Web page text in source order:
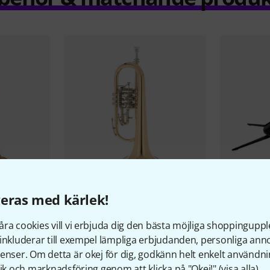
med kärlek!
cookies vill vi erbjuda dig den bästa möjliga
till exempel lämpliga erbjudanden, personliga
Om detta är okej för dig, godkänn helt enkelt
B&S3017/2TR-L Bb Flugelhorn
29 790 kr 311 kr